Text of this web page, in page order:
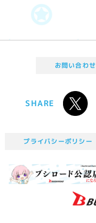
お問い合わせ
SHARE
プライバシーポリシー